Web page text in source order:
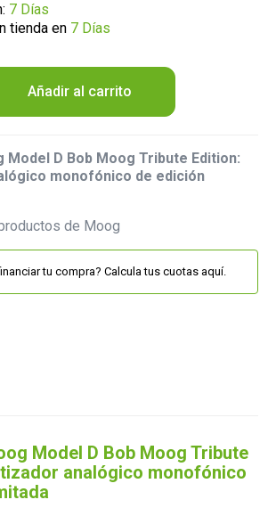
7 Días
tienda en 7 Días
Añadir al carrito
Model D Bob Moog Tribute Edition:
monofónico de edición
tu compra? Calcula tus cuotas aquí.
Model D Bob Moog Tribute
analógico monofónico